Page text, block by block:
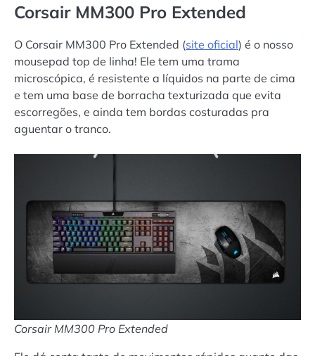
Corsair MM300 Pro Extended
O Corsair MM300 Pro Extended (site oficial) é o nosso
mousepad top de linha! Ele tem uma trama
microscópica, é resistente a líquidos na parte de cima
e tem uma base de borracha texturizada que evita
escorregões, e ainda tem bordas costuradas pra
aguentar o tranco.
Corsair MM300 Pro Extended